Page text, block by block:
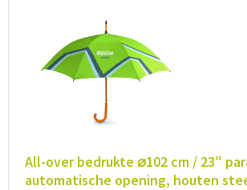
All-over bedrukte ⌀102 cm / 23″
automatische opening, houten